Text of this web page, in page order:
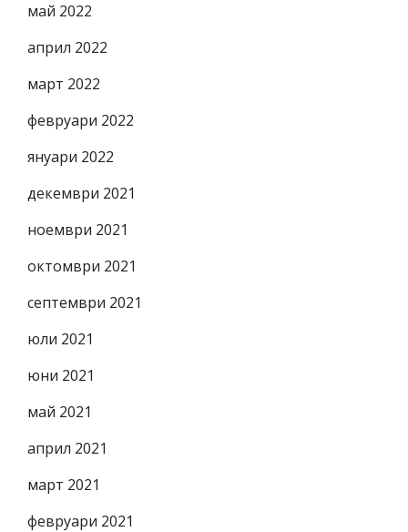
май 2022
април 2022
март 2022
февруари 2022
януари 2022
декември 2021
ноември 2021
октомври 2021
септември 2021
юли 2021
юни 2021
май 2021
април 2021
март 2021
февруари 2021